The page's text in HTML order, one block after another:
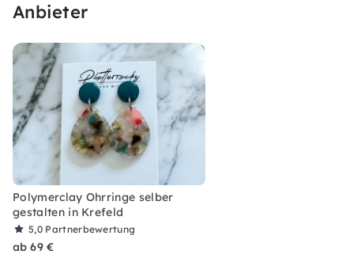
Anbieter
Polymerclay Ohrringe selber
gestalten in Krefeld
5,0 Partnerbewertung
ab 69 €